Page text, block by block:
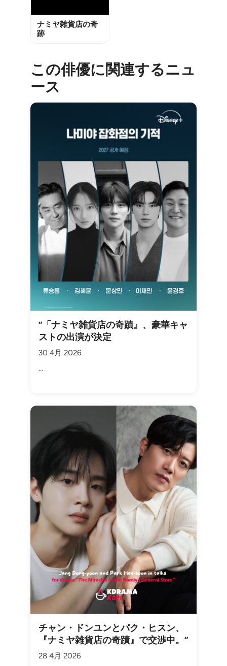
ナミヤ雑貨店の奇
跡
この俳優に関連するニュ
ース
“「ナミヤ雑貨店の奇蹟』、豪華キャ
ストの出演が決定
30 4月 2026
...
チャン・ドンユンとパク・ヒスン、
『ナミヤ雑貨店の奇蹟』で交渉中。“
28 4月 2026